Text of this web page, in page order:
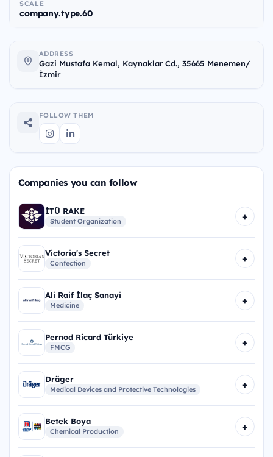
SCALE
company.type.60
ADDRESS
Gazi Mustafa Kemal, Kaynaklar Cd., 35665 Menemen/
İzmir
FOLLOW THEM
Companies you can follow
İTÜ RAKE
Student Organization +
Victoria's Secret
Confection +
Ali Raif İlaç Sanayi
Medicine +
Pernod Ricard Türkiye
FMCG +
Dräger
Medical Devices and Protective Technologies +
Betek Boya
Chemical Production +